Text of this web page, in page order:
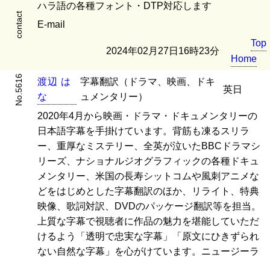
ハラ語の各種フォント・DTP対応します
contact E-mail
2024年02月27日16時23分
Top
Home
No.5616 渡辺 は
な
字幕翻訳（ドラマ、映画、ドキ
ュメンタリー）
英日
2020年4月から映画・ドラマ・ドキュメンタリーの
日本語字幕を手掛けています。背筋も凍るスリラ
ー、重厚なミステリー、全英が泣いたBBCドラマシ
リーズ、ナショナルジオグラフィックの各種ドキュ
メンタリー、米国の長寿シットコムや風刺アニメな
どをはじめとした字幕翻訳のほか、リライト、特典
映像、歌詞対訳、DVDのパッケージ翻訳等を担当。
上質な字幕で視聴者に作品の魅力を堪能していただ
けるよう「透明で忠実な字幕」「原文にひきずられ
ない自然な字幕」を心がけています。ニュージーラ